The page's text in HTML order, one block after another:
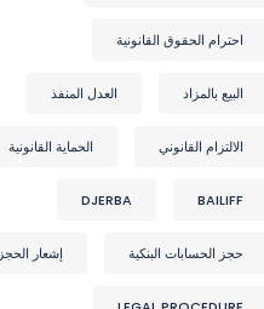
احترام الحقوق القانونية
البيع بالمزاد العدل المنفذ
الالتزام القانوني الحماية القانونية
BAILIFF
DJERBA
حجز الحسابات البنكية إشعار الحجز